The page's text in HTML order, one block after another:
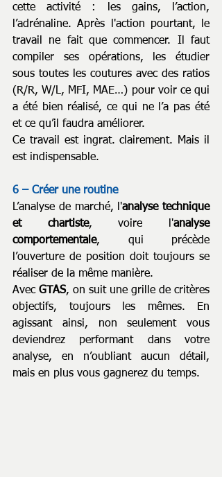
cette activité : les gains, l’action,
l’adrénaline. Après l'action pourtant, le
travail ne fait que commencer. Il faut
compiler ses opérations, les étudier
sous toutes les coutures avec des ratios
(R/R, W/L, MFI, MAE…) pour voir ce qui
a été bien réalisé, ce qui ne l’a pas été
et ce qu’il faudra améliorer.
Ce travail est ingrat. clairement. Mais il
est indispensable.
6 – Créer une routine
L’analyse de marché, l'analyse technique
et chartiste, voire l'analyse
comportementale, qui précède
l’ouverture de position doit toujours se
réaliser de la même manière.
Avec GTAS, on suit une grille de critères
objectifs, toujours les mêmes. En
agissant ainsi, non seulement vous
deviendrez performant dans votre
analyse, en n’oubliant aucun détail,
mais en plus vous gagnerez du temps.